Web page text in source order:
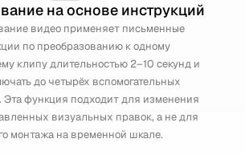
на основе инструкций
видео применяет письменные
по преобразованию к одному
клипу длительностью 2–10 секунд и
до четырёх вспомогательных
Эта функция подходит для изменения
визуальных правок, а не для
монтажа на временной шкале.